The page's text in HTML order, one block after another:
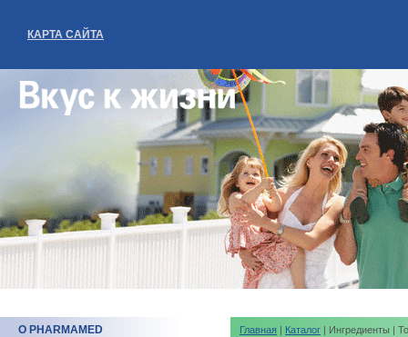
КАРТА САЙТА
О PHARMAMED Главная | Каталог | Ингредиенты |